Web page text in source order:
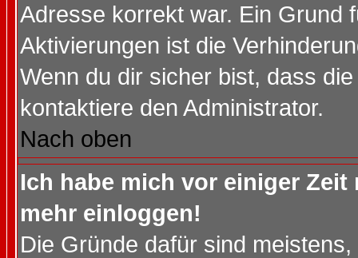
Adresse korrekt war. Ein Grund
Aktivierungen ist die
Wenn du dir sicher bist, dass
kontaktiere den Administrator.
Nach oben
Ich habe mich vor einiger
mehr einloggen!
Die Gründe dafür sind